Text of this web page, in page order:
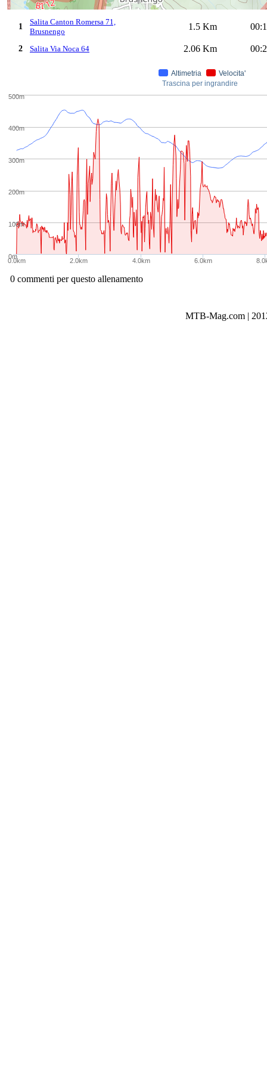
1
Salita Canton Romersa 71,
Brusnengo
1.5 Km
2 Salita Via Noca 64 2.06 Km
Trascina per ingrandire
Altimetria Velocita'
0.0km 2.0km 4.0km 6.0km
0m
100m
200m
300m
400m
500m
0 commenti per questo allenamento
MTB-Mag.com |